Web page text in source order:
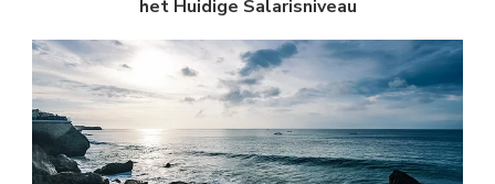
het Huidige Salarisniveau